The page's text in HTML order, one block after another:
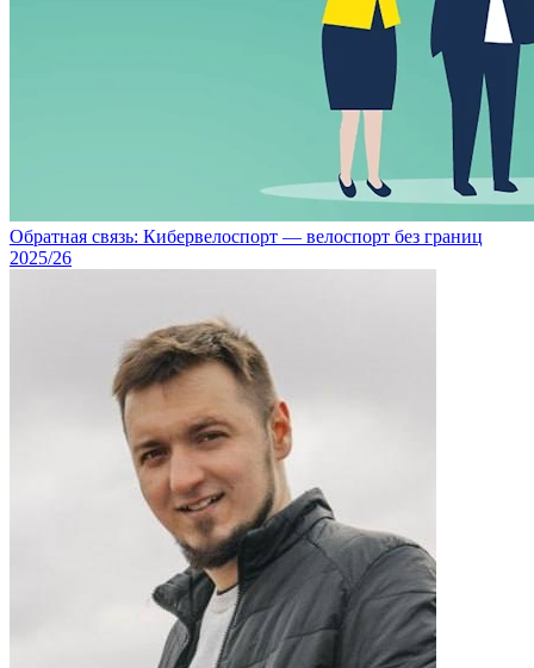
Обратная связь: Кибервелоспорт — велоспорт без границ
2025/26